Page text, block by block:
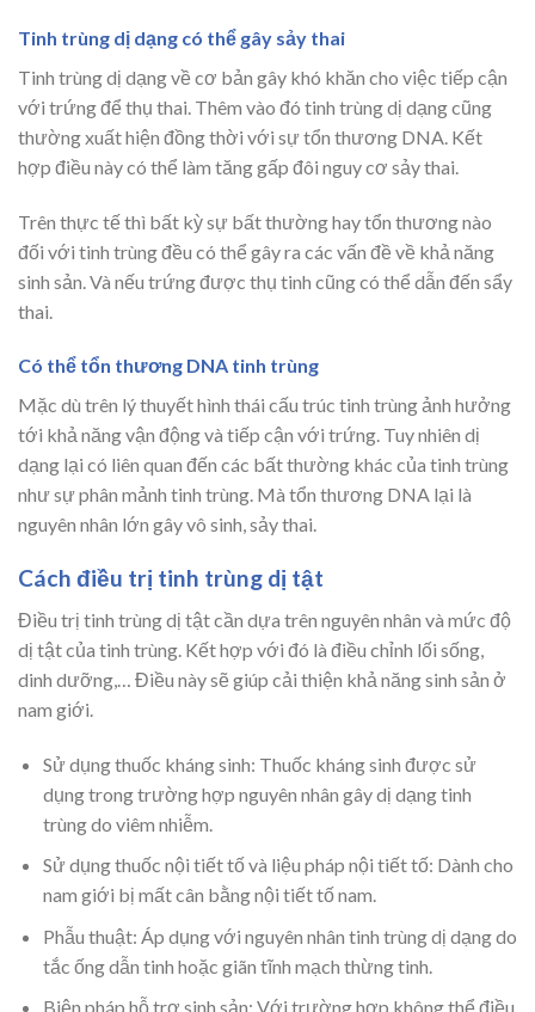
Tinh trùng dị dạng có thể gây sảy thai
Tinh trùng dị dạng về cơ bản gây khó khăn cho việc tiếp cận
với trứng để thụ thai. Thêm vào đó tinh trùng dị dạng cũng
thường xuất hiện đồng thời với sự tổn thương DNA. Kết
hợp điều này có thể làm tăng gấp đôi nguy cơ sảy thai.
Trên thực tế thì bất kỳ sự bất thường hay tổn thương nào
đối với tinh trùng đều có thể gây ra các vấn đề về khả năng
sinh sản. Và nếu trứng được thụ tinh cũng có thể dẫn đến sẩy
thai.
Có thể tổn thương DNA tinh trùng
Mặc dù trên lý thuyết hình thái cấu trúc tinh trùng ảnh hưởng
tới khả năng vận động và tiếp cận với trứng. Tuy nhiên dị
dạng lại có liên quan đến các bất thường khác của tinh trùng
như sự phân mảnh tinh trùng. Mà tổn thương DNA lại là
nguyên nhân lớn gây vô sinh, sảy thai.
Cách điều trị tinh trùng dị tật
Điều trị tinh trùng dị tật cần dựa trên nguyên nhân và mức độ
dị tật của tinh trùng. Kết hợp với đó là điều chỉnh lối sống,
dinh dưỡng,… Điều này sẽ giúp cải thiện khả năng sinh sản ở
nam giới.
Sử dụng thuốc kháng sinh: Thuốc kháng sinh được sử
dụng trong trường hợp nguyên nhân gây dị dạng tinh
trùng do viêm nhiễm.
Sử dụng thuốc nội tiết tố và liệu pháp nội tiết tố: Dành cho
nam giới bị mất cân bằng nội tiết tố nam.
Phẫu thuật: Áp dụng với nguyên nhân tinh trùng dị dạng do
tắc ống dẫn tinh hoặc giãn tĩnh mạch thừng tinh.
Biện pháp hỗ trợ sinh sản: Với trường hợp không thể điều